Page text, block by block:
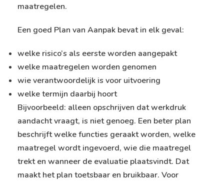
maatregelen.
Een goed Plan van Aanpak bevat in elk geval:
welke risico’s als eerste worden aangepakt
welke maatregelen worden genomen
wie verantwoordelijk is voor uitvoering
welke termijn daarbij hoort
Bijvoorbeeld: alleen opschrijven dat werkdruk
aandacht vraagt, is niet genoeg. Een beter plan
beschrijft welke functies geraakt worden, welke
maatregel wordt ingevoerd, wie die maatregel
trekt en wanneer de evaluatie plaatsvindt. Dat
maakt het plan toetsbaar en bruikbaar. Voor